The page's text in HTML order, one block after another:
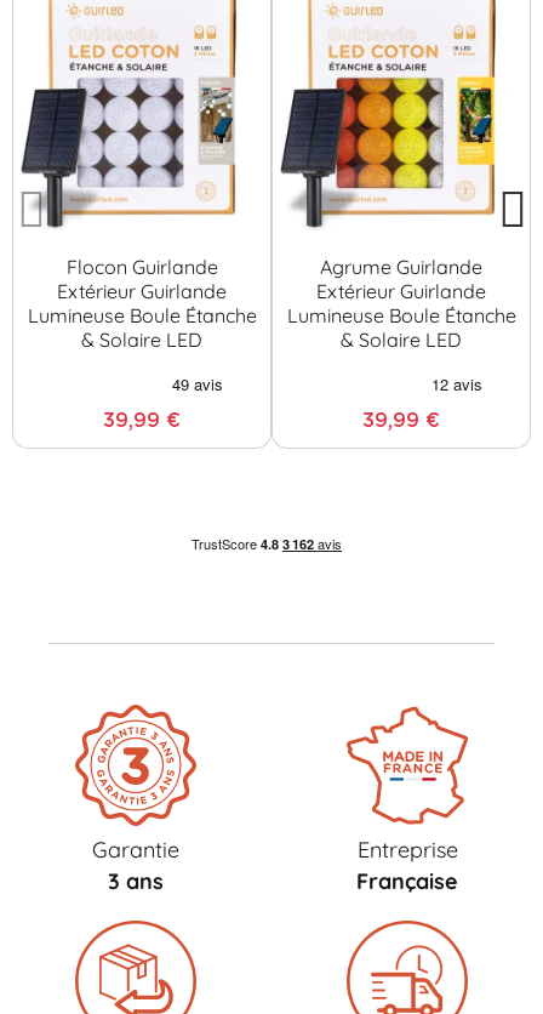
Flocon Guirlande
Extérieur Guirlande
Lumineuse Boule Étanche
& Solaire LED
39,99 €
Agrume Guirlande
Extérieur Guirlande
Lumineuse Boule Étanche
& Solaire LED
39,99 €
Garantie
3 ans
Entreprise
Française